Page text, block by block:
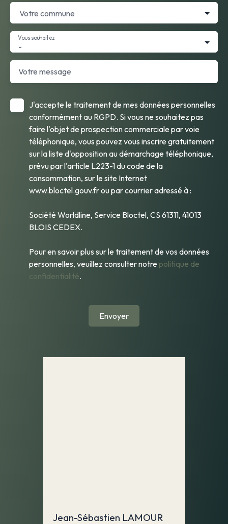
Votre commune
-
Vous souhaitez
Votre message
J'accepte le traitement de mes données personnelles
conformément au RGPD. Si vous ne souhaitez pas
faire l'objet de prospection commerciale par voie
téléphonique, vous pouvez vous inscrire gratuitement
sur la liste d'opposition au démarchage téléphonique,
prévu par l'article L223-1 du code de la
consommation, sur le site Internet
www.bloctel.gouv.fr ou par courrier adressé à :
Société Worldline, Service Bloctel, CS 61311, 41013
BLOIS CEDEX.
Pour en savoir plus sur le traitement de vos données
personnelles, veuillez consulter notrepolitique de
confidentialité.
Envoyer
Jean-Sébastien LAMOUR